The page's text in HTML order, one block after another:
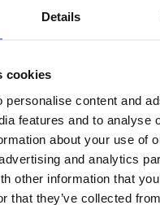
Details
cookies
personalise content and
features and to analyse
about your use of
and analytics
other information that
that they’ve collected